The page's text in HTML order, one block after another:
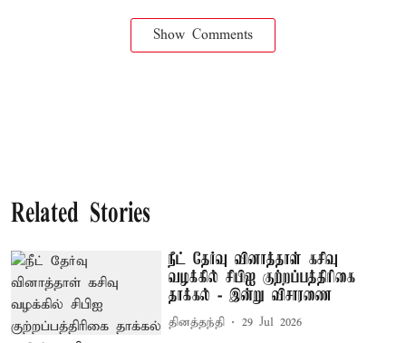
Show Comments
Related Stories
நீட் தேர்வு வினாத்தாள் கசிவு
வழக்கில் சிபிஐ குற்றப்பத்திரிகை
தாக்கல் - இன்று விசாரணை
தினத்தந்தி 29 Jul 2026